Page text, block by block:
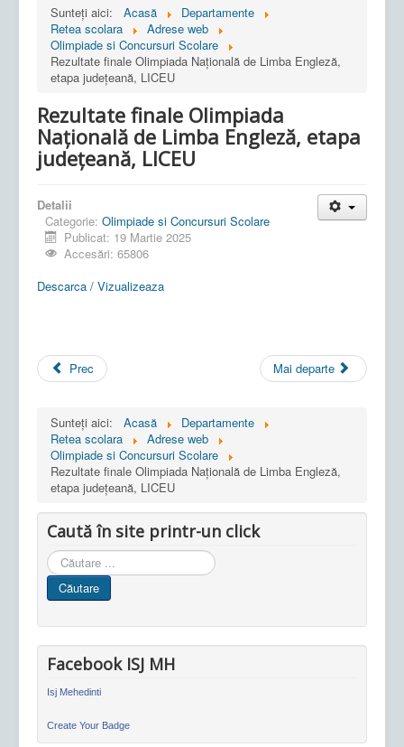
Sunteți aici:
Acasă
Departamente
Retea scolara
Adrese web
Olimpiade si Concursuri Scolare
Rezultate finale Olimpiada Națională de Limba Engleză,
etapa județeană, LICEU
Rezultate finale Olimpiada
Națională de Limba Engleză, etapa
județeană, LICEU
Detalii
Categorie: Olimpiade si Concursuri Scolare
Publicat: 19 Martie 2025
Accesări: 65806
Descarca / Vizualizeaza
Prec Mai departe
Sunteți aici: Acasă
Departamente
Retea scolara
Adrese web
Olimpiade si Concursuri Scolare
Rezultate finale Olimpiada Națională de Limba Engleză,
etapa județeană, LICEU
Caută în site printr-un click
Cauta
in
site
Căutare
Facebook ISJ MH
Isj Mehedinti
Create Your Badge